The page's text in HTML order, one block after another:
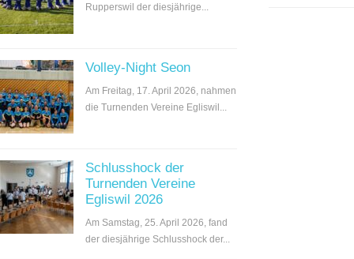
Rupperswil der diesjährige...
Volley-Night Seon
Am Freitag, 17. April 2026, nahmen
die Turnenden Vereine Egliswil...
Schlusshock der
Turnenden Vereine
Egliswil 2026
Am Samstag, 25. April 2026, fand
der diesjährige Schlusshock der...